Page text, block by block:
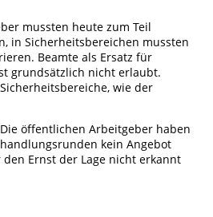
mussten heute zum Teil
in Sicherheitsbereichen mussten
Beamte als Ersatz für
grundsätzlich nicht erlaubt.
wie der
öffentlichen Arbeitgeber haben
kein Angebot
Ernst der Lage nicht erkannt